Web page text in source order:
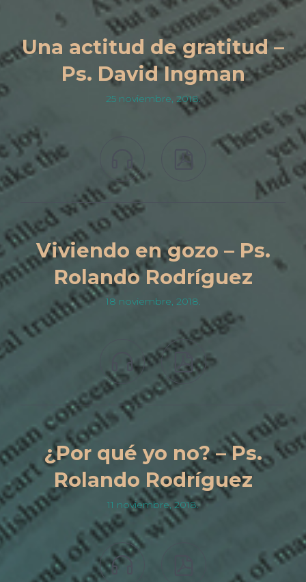
Una actitud de gratitud –
Ps. David Ingman
25 noviembre, 2018.

Viviendo en gozo – Ps.
Rolando Rodríguez
18 noviembre, 2018.
 
¿Por qué yo no? – Ps.
Rolando Rodríguez
11 noviembre, 2018.
